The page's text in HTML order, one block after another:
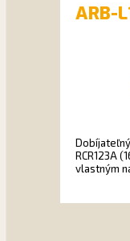
ARB-
RCR123A
vlastným